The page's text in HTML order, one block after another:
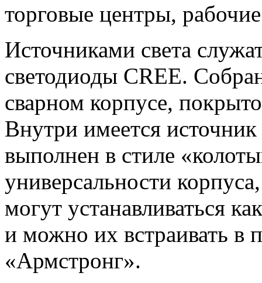
торговые центры,
Источниками света
светодиоды CREE.
сварном корпусе,
Внутри имеется источник
выполнен в стиле
универсальности
могут устанавливаться
и можно их встраивать в
«Армстронг».